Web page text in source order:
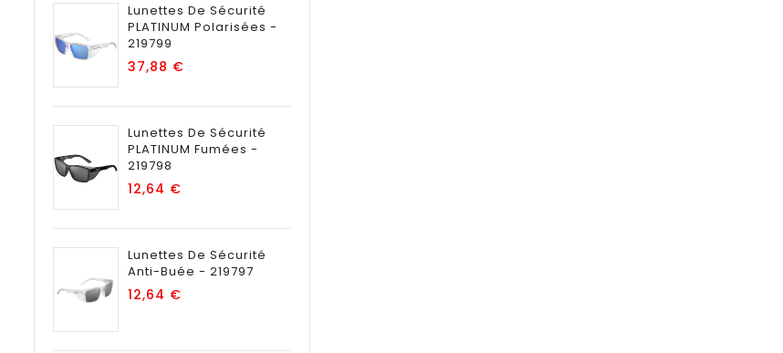
Lunettes De Sécurité
PLATINUM Polarisées -
219799
37,88 €
Lunettes De Sécurité
PLATINUM Fumées -
219798
12,64 €
Lunettes De Sécurité
Anti-Buée - 219797
12,64 €